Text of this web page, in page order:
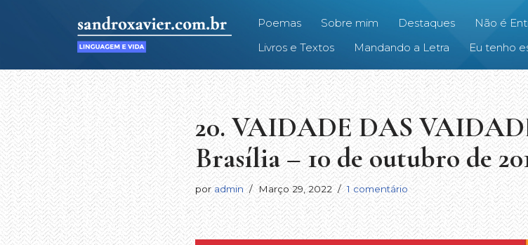
o
conteúdo
Poemas Sobre mim Destaques Não é
Livros e Textos
Mandando a Letra Eu tenho
20. VAIDADE DAS
Brasília – 10 de outubro de
poradmin Março 29, 2022 1 comentário